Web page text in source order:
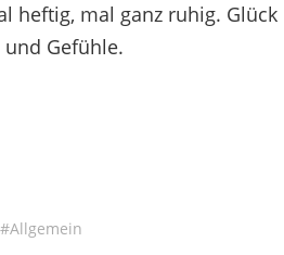
heftig, mal ganz ruhig.
Gefühle.
Allgemein